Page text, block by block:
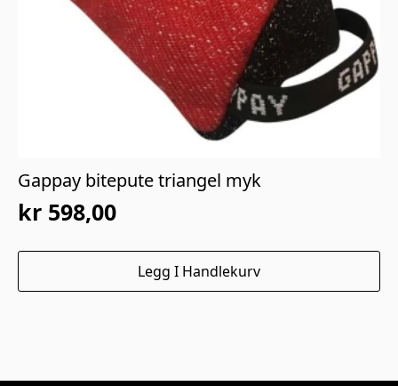
Gappay bitepute triangel myk
kr 598,00
Legg I Handlekurv